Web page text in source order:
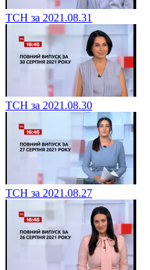
ТСН за 2021.08.31
ТСН за 2021.08.30
ТСН за 2021.08.27